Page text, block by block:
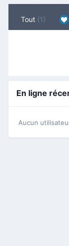
Tout (1)
En ligne
Aucun